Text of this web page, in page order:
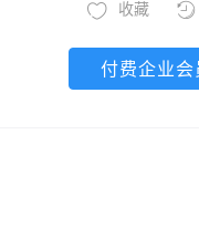
收藏
付费企业会